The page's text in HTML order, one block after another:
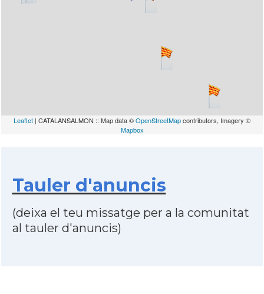
Leaflet | CATALANSALMON :: Map data ©OpenStreetMapcontributors, Imagery ©
Mapbox
Tauler d'anuncis
(deixa el teu missatge per a la comunitat
al tauler d'anuncis)